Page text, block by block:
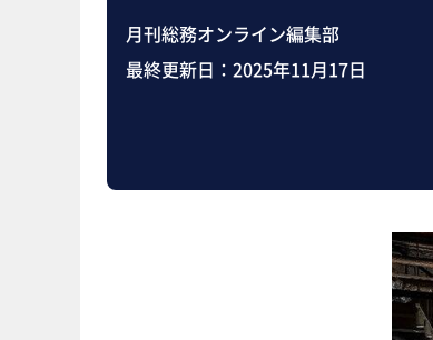
月刊総務オンライン編集部
最終更新日： 2025年11月17日